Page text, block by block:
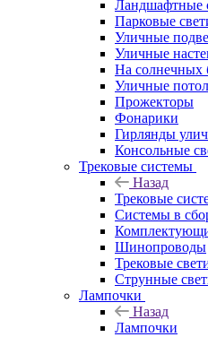
Ландшафтные
Парковые
Уличные
Уличные
На солнечных
Уличные
Прожекторы
Фонарики
Гирлянды
Консольные
Трековые системы
Назад
Трековые
Системы в
Шинопроводы
Трековые
Струнные
Лампочки
Назад
Лампочки